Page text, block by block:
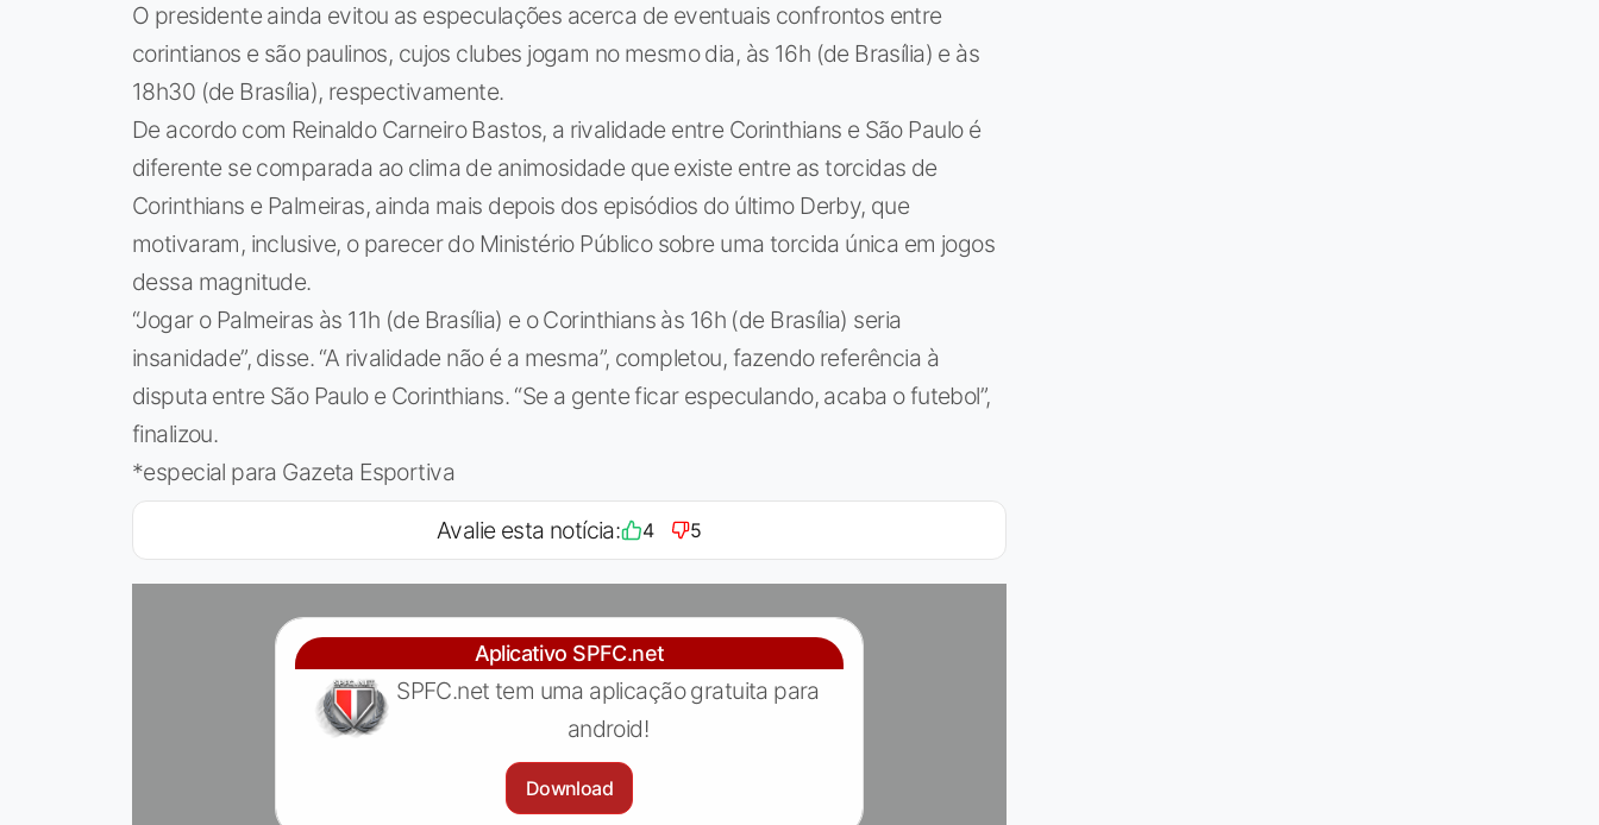
O presidente ainda evitou as especulações acerca de eventuais confrontos entre
corintianos e são paulinos, cujos clubes jogam no mesmo dia, às 16h (de Brasília) e às
18h30 (de Brasília), respectivamente.
De acordo com Reinaldo Carneiro Bastos, a rivalidade entre Corinthians e São Paulo é
diferente se comparada ao clima de animosidade que existe entre as torcidas de
Corinthians e Palmeiras, ainda mais depois dos episódios do último Derby, que
motivaram, inclusive, o parecer do Ministério Público sobre uma torcida única em jogos
dessa magnitude.
“Jogar o Palmeiras às 11h (de Brasília) e o Corinthians às 16h (de Brasília) seria
insanidade”, disse. “A rivalidade não é a mesma”, completou, fazendo referência à
disputa entre São Paulo e Corinthians. “Se a gente ficar especulando, acaba o futebol”,
finalizou.
*especial para Gazeta Esportiva
Avalie esta notícia: 4 5
Aplicativo SPFC.net
SPFC.net tem uma aplicação gratuita para
android!
Download